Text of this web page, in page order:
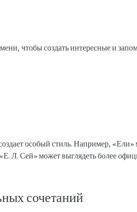
чтобы создать интересные и
особый стиль. Например, «Ели»
Л. Сей» может выглядеть более
сочетаний